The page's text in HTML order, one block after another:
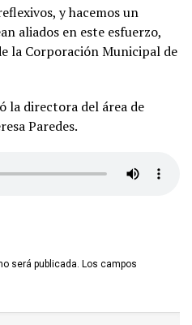
y hacemos un
aliados en este esfuerzo,
la Corporación Municipal de
la directora del área de
Paredes.
será publicada. Los campos